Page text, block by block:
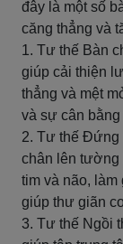
đây là một số
căng thẳng và
1. Tư thế Bàn
giúp cải thiện
thẳng và mệt
và sự cân bằng
2. Tư thế Đứng
chân lên tường
tim và não, làm
giúp thư giãn
3. Tư thế Ngồi